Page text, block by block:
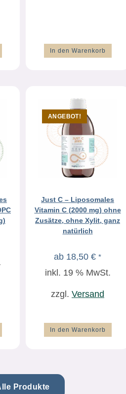
In den Warenkorb
ANGEBOT!
Just C – Liposomales
Vitamin C (2000 mg) ohne
Zusätze, ohne Xylit, ganz
natürlich
ab 18,50 € *
inkl. 19 % MwSt.
zzgl. Versand
In den Warenkorb
Produkte